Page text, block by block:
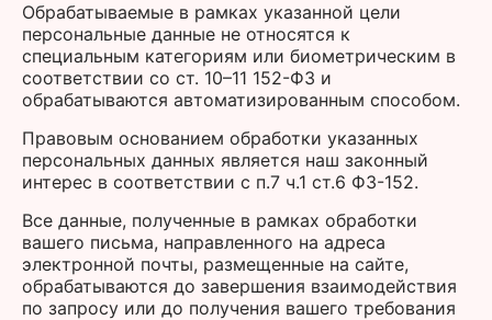
Обрабатываемые в рамках указанной цели
персональные данные не относятся к
специальным категориям или биометрическим в
соответствии со ст. 10–11 152-ФЗ и
обрабатываются автоматизированным способом.
Правовым основанием обработки указанных
персональных данных является наш законный
интерес в соответствии с п.7 ч.1 ст.6 ФЗ-152.
Все данные, полученные в рамках обработки
вашего письма, направленного на адреса
электронной почты, размещенные на сайте,
обрабатываются до завершения взаимодействия
по запросу или до получения вашего требования